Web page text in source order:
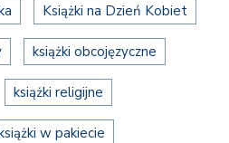
Książki na Dzień Kobiet
książki obcojęzyczne
książki religijne
w pakiecie